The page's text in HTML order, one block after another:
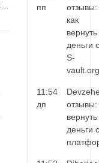
пп
отзывы:
как
вернуть
деньги с
S-
vault.org
11:54
дп
отзывы:
вернуть
деньги с